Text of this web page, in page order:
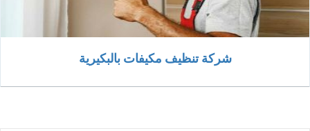
شركة تنظيف مكيفات بالبكيرية